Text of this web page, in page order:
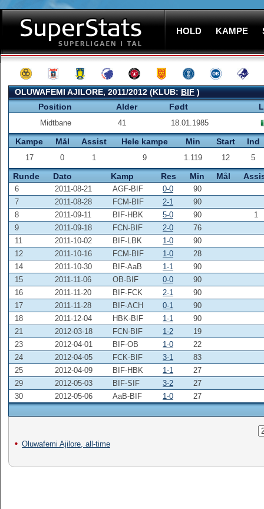
HOLD KAMPE
OLUWAFEMI AJILORE, 2011/2012 (KLUB:BIF)
Position
Alder Født
Midtbane 41 18.01.1985
Kampe Mål Assist Hele kampe Min Start Ind
17 0 1 9 1.119 12 5
Runde Dato Kamp Res Min Mål
6 2011-08-21 AGF-BIF 0-0
90
7
2011-08-28 FCM-BIF 2-1
90
8
2011-09-11 BIF-HBK 5-0 90
1
9
2011-09-18 FCN-BIF 2-0
76
11
2011-10-02 BIF-LBK 1-0
90
12
2011-10-16 FCM-BIF 1-0
28
14
2011-10-30 BIF-AaB 1-1
90
15
2011-11-06 OB-BIF 0-0
90
16
2011-11-20 BIF-FCK 2-1
90
17
2011-11-28 BIF-ACH 0-1
90
18
2011-12-04 HBK-BIF 1-1
90
21
2012-03-18 FCN-BIF 1-2
19
23
2012-04-01 BIF-OB 1-0
22
24
2012-04-05 FCK-BIF 3-1
83
25
2012-04-09 BIF-HBK 1-1
27
29
2012-05-03 BIF-SIF 3-2
27
30
2012-05-06 AaB-BIF 1-0 27
Oluwafemi Ajilore, all-time